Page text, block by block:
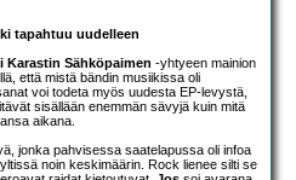
tapahtuu uudelleen
Karastin Sähköpaimen -yhtyeen mainion
että mistä bändin musiikissa oli
voi todeta myös uudesta EP-levystä,
sisällään enemmän sävyjä kuin mitä
aikana.
jonka pahvisessa saatelapussa oli infoa
noin keskimäärin. Rock lienee silti se